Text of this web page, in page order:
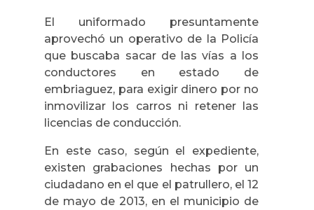
El uniformado presuntamente
aprovechó un operativo de la Policía
que buscaba sacar de las vías a los
conductores en estado de
embriaguez, para exigir dinero por no
inmovilizar los carros ni retener las
licencias de conducción.
En este caso, según el expediente,
existen grabaciones hechas por un
ciudadano en el que el patrullero, el 12
de mayo de 2013, en el municipio de